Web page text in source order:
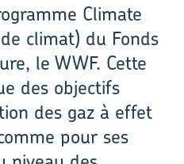
Climate
climat) du Fonds
le WWF. Cette
des objectifs
des gaz à effet
pour ses